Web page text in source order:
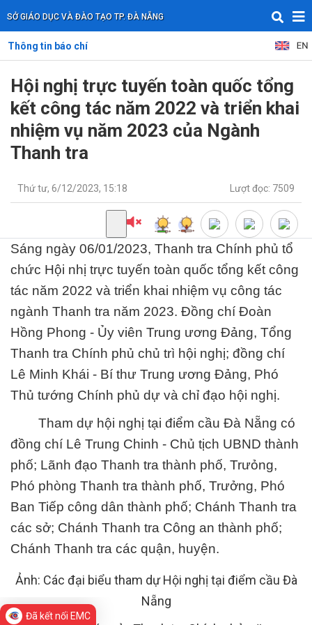
SỞ GIÁO DỤC VÀ ĐÀO TẠO TP. ĐÀ NẴNG
Thông tin báo chí
Hội nghị trực tuyến toàn quốc tổng
kết công tác năm 2022 và triển khai
nhiệm vụ năm 2023 của Ngành
Thanh tra
Thứ tư, 6/12/2023, 15:18 Lượt đọc: 7509
Sáng ngày 06/01/2023, Thanh tra Chính phủ tổ
chức Hội nhị trực tuyến toàn quốc tổng kết công
tác năm 2022 và triển khai nhiệm vụ công tác
ngành Thanh tra năm 2023. Đồng chí Đoàn
Hồng Phong - Ủy viên Trung ương Đảng, Tổng
Thanh tra Chính phủ chủ trì hội nghị; đồng chí
Lê Minh Khái - Bí thư Trung ương Đảng, Phó
Thủ tướng Chính phủ dự và chỉ đạo hội nghị.
Tham dự hội nghị tại điểm cầu Đà Nẵng có
đồng chí Lê Trung Chinh - Chủ tịch UBND thành
phố; Lãnh đạo Thanh tra thành phố, Trưỏng,
Phó phòng Thanh tra thành phố, Trưởng, Phó
Ban Tiếp công dân thành phố; Chánh Thanh tra
các sở; Chánh Thanh tra Công an thành phố;
Chánh Thanh tra các quận, huyện.
Ảnh: Các đại biểu tham dự Hội nghị tại điểm cầu Đà
Nẵng
Đã kết nối EMC